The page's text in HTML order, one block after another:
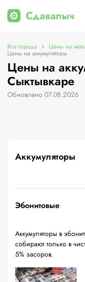
Все города Цены на
Цены на аккумуляторы
Цены на
Сыктывкаре
Обновлено 07.08.2026
Аккумуляторы
Эбонитовые
Аккумуляторы в
собирают только в
5% засоров.